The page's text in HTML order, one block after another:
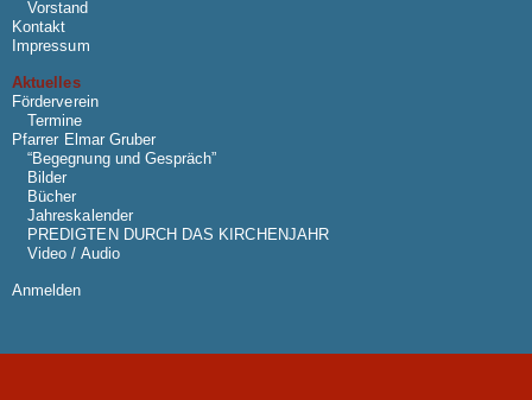
Vorstand
Kontakt
Impressum
Aktuelles
Förderverein
Termine
Pfarrer Elmar Gruber
“Begegnung und Gespräch”
Bilder
Bücher
Jahreskalender
PREDIGTEN DURCH DAS KIRCHENJAHR
Video / Audio
Anmelden